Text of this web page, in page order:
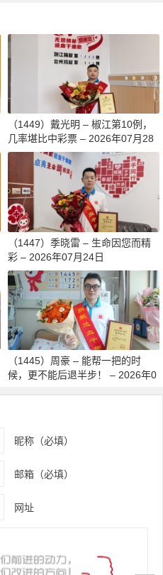
（1449）戴光明 – 椒江第10例，
几率堪比中彩票 – 2026年07月28
日
（1447）季晓雷 – 生命因您而精
彩 – 2026年07月24日
（1445）周豪 – 能帮一把的时
候，更不能后退半步！ – 2026年0
昵称（必填）
邮箱（必填）
网址